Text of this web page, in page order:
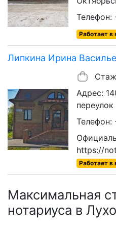
Телефон:
Работает
Липкина Ирина
Адрес:
Телефон:
https://
Работает
Максимальная
нотариуса в